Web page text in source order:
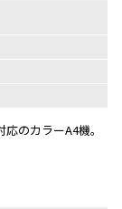
のカラーA4機。